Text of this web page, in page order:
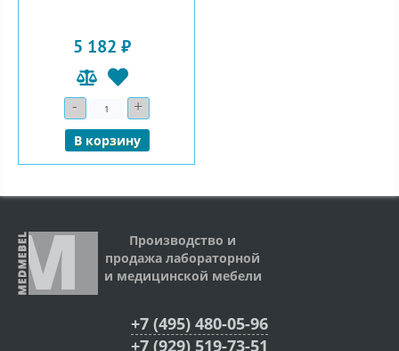
5 182 ₽
- Количество+
В корзину
Производство и
продажа лабораторной
и медицинской мебели
+7 (495) 480-05-96
+7 (929) 519-73-51